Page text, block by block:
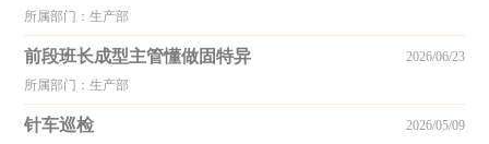
所属部门：生产部
前段班长成型主管懂做固特异
所属部门：生产部
2026/06/23
针车巡检 2026/05/09